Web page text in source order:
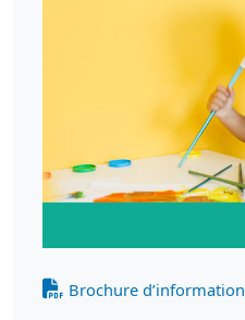
Brochure d’information